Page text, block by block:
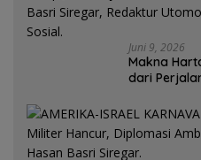
Juni 9, 2026
Makna
dari
Basri
Rubrik: